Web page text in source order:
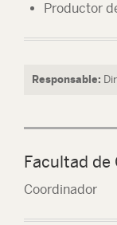
Productor
Responsable:
Facultad de
Coordinador